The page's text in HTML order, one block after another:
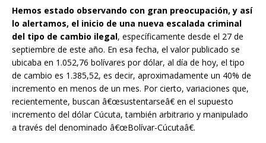
Hemos estado observando con gran preocupación, y así
lo alertamos, el inicio de una nueva escalada criminal
del tipo de cambio ilegal, específicamente desde el 27 de
septiembre de este año. En esa fecha, el valor publicado se
ubicaba en 1.052,76 bolívares por dólar, al día de hoy, el tipo
de cambio es 1.385,52, es decir, aproximadamente un 40% de
incremento en menos de un mes. Por cierto, variaciones que,
recientemente, buscan â€œsustentarseâ€ en el supuesto
incremento del dólar Cúcuta, también arbitrario y manipulado
a través del denominado â€œBolívar-Cúcutaâ€.